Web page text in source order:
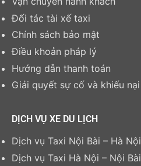
Đối tác tài xế taxi
Chính sách bảo mật
Điều khoản pháp lý
Hướng dẫn thanh toán
Giải quyết sự cố và khiếu nại
DỊCH VỤ XE DU LỊCH
Dịch vụ Taxi Nội Bài – Hà Nội
Dịch vụ Taxi Hà Nội – Nội Bài